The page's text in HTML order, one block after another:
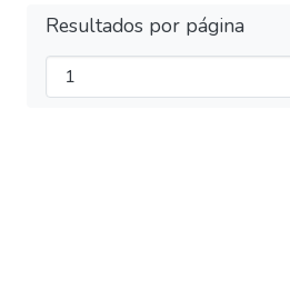
Resultados por página